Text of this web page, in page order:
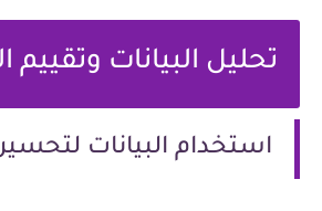
تحليل البيانات وتقييم
استخدام البيانات